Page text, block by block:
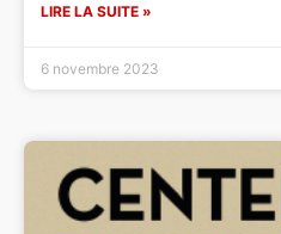
LIRE LA SUITE »
6 novembre 2023